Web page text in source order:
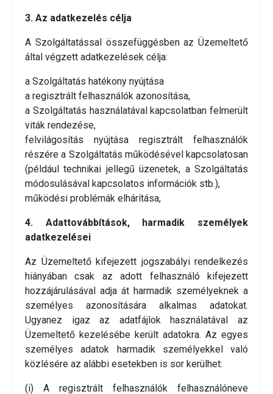
3. Az adatkezelés célja
A Szolgáltatással összefüggésben az Üzemeltető
által végzett adatkezelések célja:
a Szolgáltatás hatékony nyújtása
a regisztrált felhasználók azonosítása,
a Szolgáltatás használatával kapcsolatban felmerült
viták rendezése,
felvilágosítás nyújtása regisztrált felhasználók
részére a Szolgáltatás működésével kapcsolatosan
(például technikai jellegű üzenetek, a Szolgáltatás
módosulásával kapcsolatos információk stb.),
működési problémák elhárítása,
4. Adattovábbítások, harmadik személyek
adatkezelései
Az Üzemeltető kifejezett jogszabályi rendelkezés
hiányában csak az adott felhasználó kifejezett
hozzájárulásával adja át harmadik személyeknek a
személyes azonosítására alkalmas adatokat.
Ugyanez igaz az adatfájlok használatával az
Üzemeltető kezelésébe került adatokra. Az egyes
személyes adatok harmadik személyekkel való
közlésére az alábbi esetekben is sor kerülhet:
(i) A regisztrált felhasználók felhasználóneve